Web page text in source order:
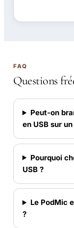
FAQ
Questions
Peut-on
en USB sur un
Pourquoi
USB ?
Le PodMic
?